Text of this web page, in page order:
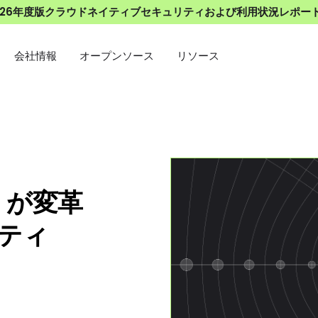
年度版クラウドネイティブセキュリティおよび利用状況レポー
会社情報 オープンソース リソース
変革
ィ